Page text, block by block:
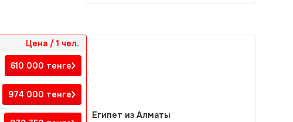
Цена / 1 чел.
610 000 тенге
974 000 тенге
Египет из Алматы